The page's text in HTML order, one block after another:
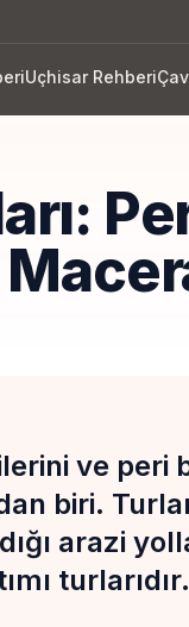
Uçhisar Rehberi
ve peri
biri.
arazi
turlarıdır.